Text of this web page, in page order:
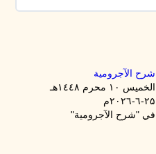
شرح الآجرومية
الخميس ۱۰ محرم ۱٤٤۸هـ
۲۵-٦-۲۰۲٦م
في "شرح الآجرومية"